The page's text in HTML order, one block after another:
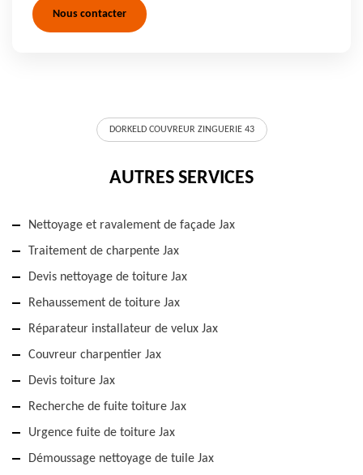
Nous contacter
DORKELD COUVREUR ZINGUERIE 43
AUTRES SERVICES
Nettoyage et ravalement de façade Jax
Traitement de charpente Jax
Devis nettoyage de toiture Jax
Rehaussement de toiture Jax
Réparateur installateur de velux Jax
Couvreur charpentier Jax
Devis toiture Jax
Recherche de fuite toiture Jax
Urgence fuite de toiture Jax
Démoussage nettoyage de tuile Jax